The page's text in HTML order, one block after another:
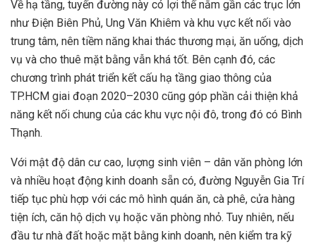
Về hạ tầng, tuyến đường này có lợi thế nằm gần các trục lớn
như Điện Biên Phủ, Ung Văn Khiêm và khu vực kết nối vào
trung tâm, nên tiềm năng khai thác thương mại, ăn uống, dịch
vụ và cho thuê mặt bằng vẫn khá tốt. Bên cạnh đó, các
chương trình phát triển kết cấu hạ tầng giao thông của
TP.HCM giai đoạn 2020–2030 cũng góp phần cải thiện khả
năng kết nối chung của các khu vực nội đô, trong đó có Bình
Thạnh.
Với mật độ dân cư cao, lượng sinh viên – dân văn phòng lớn
và nhiều hoạt động kinh doanh sẵn có, đường Nguyễn Gia Trí
tiếp tục phù hợp với các mô hình quán ăn, cà phê, cửa hàng
tiện ích, căn hộ dịch vụ hoặc văn phòng nhỏ. Tuy nhiên, nếu
đầu tư nhà đất hoặc mặt bằng kinh doanh, nên kiểm tra kỹ